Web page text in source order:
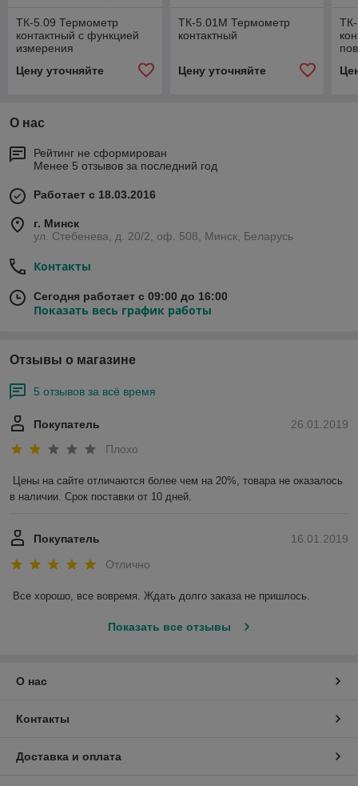
ТК-5.09 Термометр
контактный с функцией
измерения
относительной влажности
Цену уточняйте
ТК-5.01М Термометр
контактный
Цену уточняйте
О нас
Рейтинг не сформирован
Менее 5 отзывов за последний год
Работает с 18.03.2016
г. Минск
ул. Стебенева, д. 20/2, оф. 508, Минск, Беларусь
Контакты
Сегодня работает с 09:00 до 16:00
Показать весь график работы
Отзывы о магазине
5 отзывов за всё время
26.01.2019
Покупатель
Плохо
Цены на сайте отличаются более чем на 20%, товара не оказалось
в наличии. Срок поставки от 10 дней.
16.01.2019
Покупатель
Отлично
Все хорошо, все вовремя. Ждать долго заказа не пришлось.
Показать все отзывы
О нас
Контакты
Доставка и оплата